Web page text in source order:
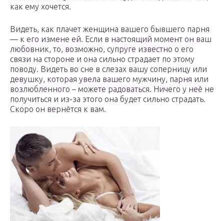
как ему хочется.
Видеть, как плачет женщина вашего бывшего парня
— к его измене ей. Если в настоящий момент он ваш
любовник, то, возможно, супруге известно о его
связи на стороне и она сильно страдает по этому
поводу. Видеть во сне в слезах вашу соперницу или
девушку, которая увела вашего мужчину, парня или
возлюбленного – можете радоваться. Ничего у неё не
получиться и из-за этого она будет сильно страдать.
Скоро он вернётся к вам.